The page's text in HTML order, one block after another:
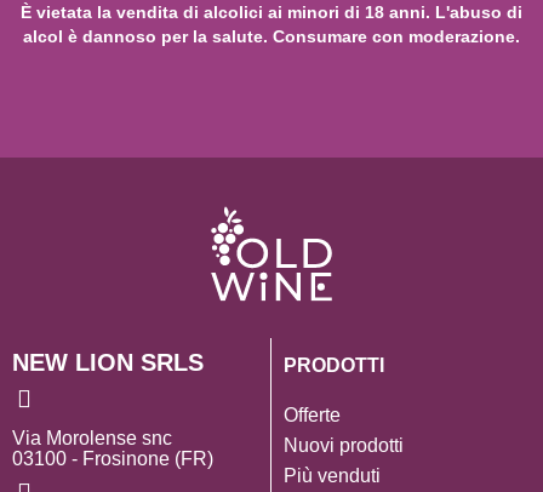
È vietata la vendita di alcolici ai minori di 18 anni. L'abuso di
alcol è dannoso per la salute. Consumare con moderazione.
NEW LION SRLS
Via Morolense snc
03100 - Frosinone (FR)
PRODOTTI
Offerte
Nuovi prodotti
Più venduti